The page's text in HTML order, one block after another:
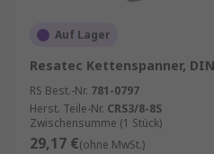
Auf Lager
Resatec Kettenspanner, DIN
RS Best.-Nr. 781-0797
Herst. Teile-Nr. CRS3/8-8S
Zwischensumme (1 Stück)
29,17 €(ohne MwSt.)